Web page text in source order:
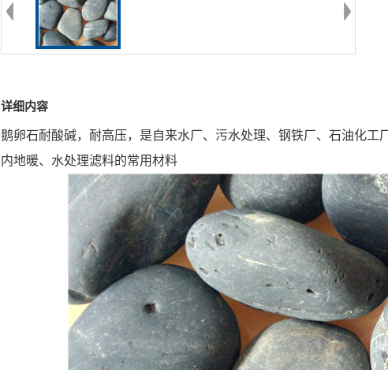
详细内容
鹅卵石耐酸碱，耐高压，是自来水厂、污水处理、钢铁厂、石油化
内地暖、水处理滤料的常用材料